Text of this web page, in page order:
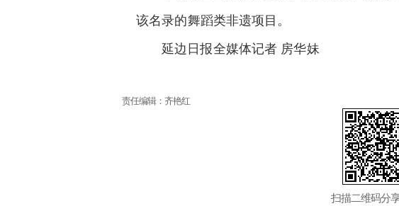
该名录的舞蹈类非遗项目。
延边日报全媒体记者 房华妹
责任编辑：齐艳红
扫描二维码分